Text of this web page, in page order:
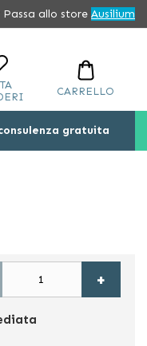
allo store Ausilium
CARRELLO
gratuita
+